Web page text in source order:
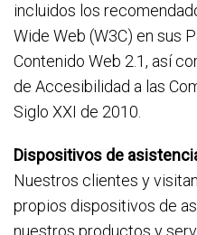
incluidos los
Wide Web (W3C) en sus
Contenido Web 2.1, así
de Accesibilidad a las
Siglo XXI de 2010.
Dispositivos de
Nuestros clientes y
propios dispositivos de
nuestros productos y